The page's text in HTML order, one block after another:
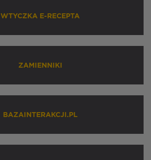
WTYCZKA E-RECEPTA
ZAMIENNIKI
BAZAINTERAKCJI.PL